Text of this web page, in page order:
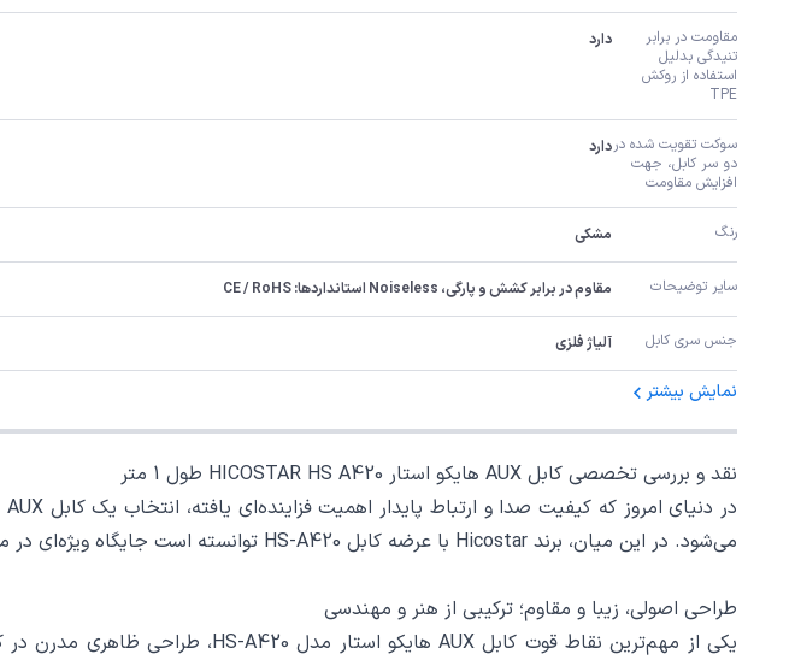
TPE
دارد
سوکت تقویت شده در
افزایش مقاومت
دارد
رنگ مشکی
سایر توضیحات مقاوم در برابر کشش و پارگی، Noiseless استانداردها: CE / RoHS
جنس سری کابل آلیاژ فلزی
نمایش بیشتر
نقد و بررسی تخصصی کابل AUX هایکو استار HICOSTAR HS A420 طول 1 متر
می‌شود. در این میان، برند Hicostar با عرضه کابل HS-A420 توانسته است جایگاه ویژه‌ای در میان کاربران حرفه‌ای و عمومی پیدا کند.
طراحی اصولی، زیبا و مقاوم؛ ترکیبی از هنر و مهندسی